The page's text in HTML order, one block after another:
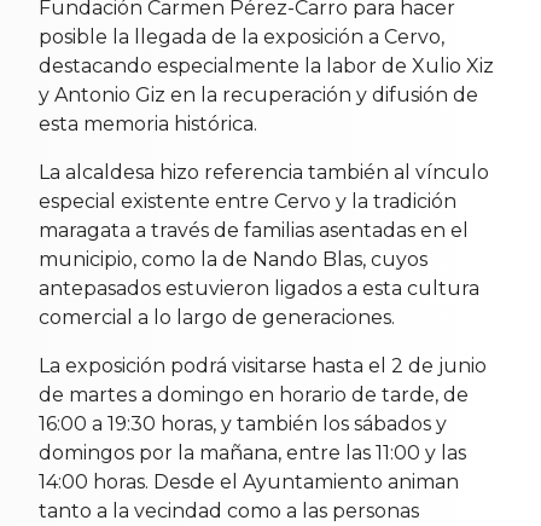
Fundación Carmen Pérez-Carro para hacer
posible la llegada de la exposición a Cervo,
destacando especialmente la labor de Xulio Xiz
y Antonio Giz en la recuperación y difusión de
esta memoria histórica.
La alcaldesa hizo referencia también al vínculo
especial existente entre Cervo y la tradición
maragata a través de familias asentadas en el
municipio, como la de Nando Blas, cuyos
antepasados estuvieron ligados a esta cultura
comercial a lo largo de generaciones.
La exposición podrá visitarse hasta el 2 de junio
de martes a domingo en horario de tarde, de
16:00 a 19:30 horas, y también los sábados y
domingos por la mañana, entre las 11:00 y las
14:00 horas. Desde el Ayuntamiento animan
tanto a la vecindad como a las personas